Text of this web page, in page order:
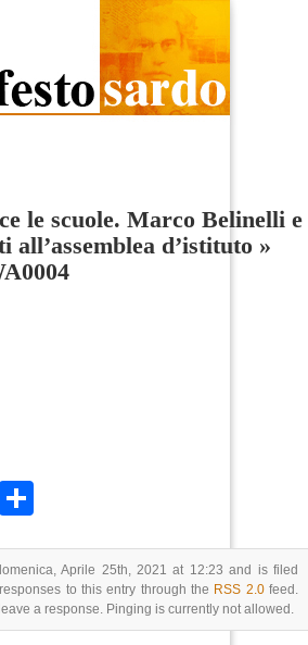
le scuole. Marco Belinelli e
all’assemblea d’istituto »
WhatsApp
Aprile 25th, 2021 at 12:23 and is filed
to this entry through the RSS 2.0feed.
a response. Pinging is currently not allowed.